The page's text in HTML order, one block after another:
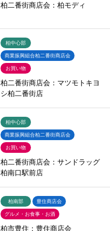
柏二番街商店会：柏モディ
柏中心部
商業振興組合柏二番街商店会
お買い物
柏二番街商店会：マツモトキヨ
シ柏二番街店
柏中心部
商業振興組合柏二番街商店会
お買い物
柏二番街商店会：サンドラッグ
柏南口駅前店
柏南部 豊住商店会
グルメ・お食事・お酒
柏市豊住：豊住商店会